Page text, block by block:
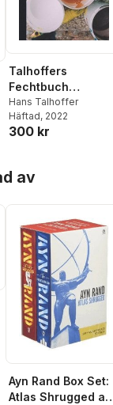
Talhoffers
Fechtbuch
(Gothaer Codex)
Aus Dem Jahre
1443 ...
Hans Talhoffer
Häftad, 2022
300 kr
av
Ayn Rand Box Set:
Atlas Shrugged